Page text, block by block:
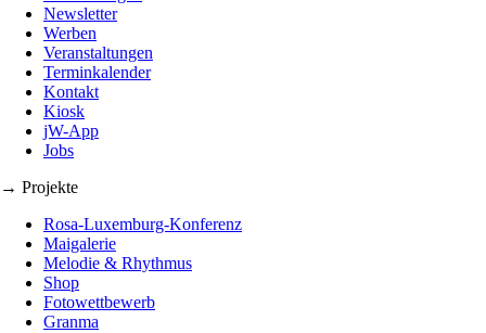
Newsletter
Werben
Veranstaltungen
Terminkalender
Kontakt
Kiosk
jW-App
Jobs
→ Projekte
Rosa-Luxemburg-Konferenz
Maigalerie
Melodie & Rhythmus
Shop
Fotowettbewerb
Granma